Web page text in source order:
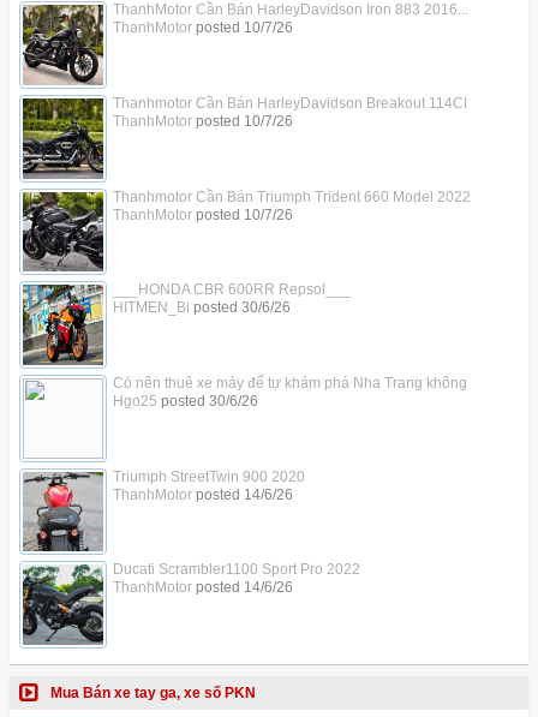
ThanhMotor Cần Bán HarleyDavidson Iron 883 2016...
ThanhMotorposted 10/7/26
Thanhmotor Cần Bán HarleyDavidson Breakout 114CI
ThanhMotorposted 10/7/26
Thanhmotor Cần Bán Triumph Trident 660 Model 2022
ThanhMotorposted 10/7/26
___HONDA CBR 600RR Repsol___
HITMEN_Bi posted 30/6/26
Có nên thuê xe máy để tự khám phá Nha Trang không
Hgo25 posted 30/6/26
Triumph StreetTwin 900 2020
ThanhMotorposted 14/6/26
Ducati Scrambler1100 Sport Pro 2022
ThanhMotorposted 14/6/26
Mua Bán xe tay ga, xe số PKN